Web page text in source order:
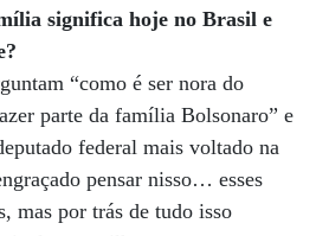
significa hoje no Brasil e
“como é ser nora do
parte da família Bolsonaro” e
federal mais voltado na
pensar nisso… esses
mas por trás de tudo isso